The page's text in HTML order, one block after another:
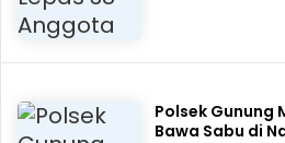
Polsek Gunung
Bawa Sabu di